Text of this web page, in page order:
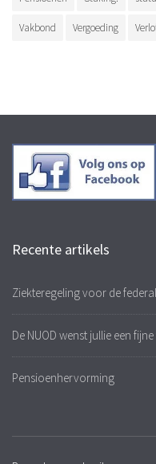
Vakbond Vergoeding
Recente artikels
Ziekteregeling voor de
De NUOD wenst jullie een
Pensioenhervorming